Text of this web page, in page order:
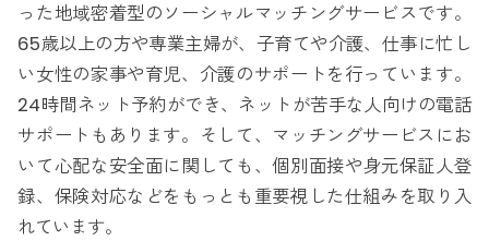
った地域密着型のソーシャルマッチングサービスです。
65歳以上の方や専業主婦が、子育てや介護、仕事に忙し
い女性の家事や育児、介護のサポートを行っています。
24時間ネット予約ができ、ネットが苦手な人向けの電話
サポートもあります。そして、マッチングサービスにお
いて心配な安全面に関しても、個別面接や身元保証人登
録、保険対応などをもっとも重要視した仕組みを取り入
れています。